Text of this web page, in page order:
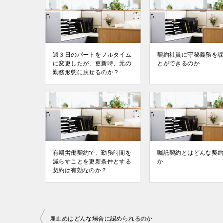
週３⽇のパートをフルタイム
に変更したが、更新時、元の
勤務形態に戻せるのか？
契約社員に守秘義務を
とができるのか
有期労働契約で、勤務時間を
減らすことを更新条件とする
契約は有効なのか？
嘱託契約とはどんな契
か
投
雇⽌めはどんな場合に認められるのか